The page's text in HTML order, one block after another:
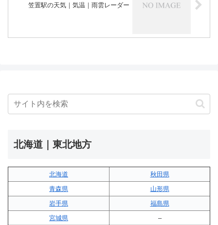
笠置駅の天気｜気温｜雨雲レーダー
北海道｜東北地方
北海道
秋田県
青森県
山形県
岩手県
福島県
宮城県
–